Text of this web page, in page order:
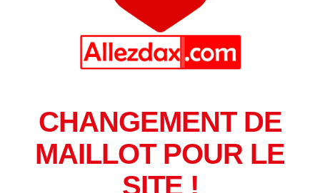
CHANGEMENT DE
MAILLOT POUR LE
SITE !